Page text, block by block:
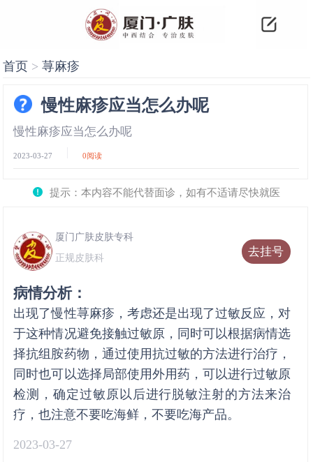
首页 >荨麻疹
慢性麻疹应当怎么办呢
慢性麻疹应当怎么办呢
2023-03-27 0阅读
提示：本内容不能代替面诊，如有不适请尽快就医
去挂号
厦门广肤皮肤专科
正规皮肤科
病情分析：
出现了慢性荨麻疹，考虑还是出现了过敏反应，对
于这种情况避免接触过敏原，同时可以根据病情选
择抗组胺药物，通过使用抗过敏的方法进行治疗，
同时也可以选择局部使用外用药，可以进行过敏原
检测，确定过敏原以后进行脱敏注射的方法来治
疗，也注意不要吃海鲜，不要吃海产品。
2023-03-27